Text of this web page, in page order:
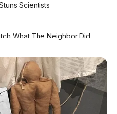
Scientists
What The Neighbor Did